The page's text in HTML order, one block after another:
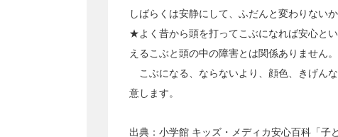
しばらくは安静にして、ふだんと変わりないか
★よく昔から頭を打ってこぶになれば安心と
えるこぶと頭の中の障害とは関係ありません。
こぶになる、ならないより、顔色、きげん
意します。
出典： 小学館 キッズ・メディカ安心百科「子